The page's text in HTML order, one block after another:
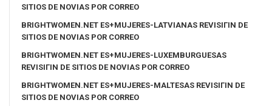
SITIOS DE NOVIAS POR CORREO
BRIGHTWOMEN.NET ES+MUJERES-LATVIANAS REVISIГІN DE
SITIOS DE NOVIAS POR CORREO
BRIGHTWOMEN.NET ES+MUJERES-LUXEMBURGUESAS
REVISIГІN DE SITIOS DE NOVIAS POR CORREO
BRIGHTWOMEN.NET ES+MUJERES-MALTESAS REVISIГІN DE
SITIOS DE NOVIAS POR CORREO